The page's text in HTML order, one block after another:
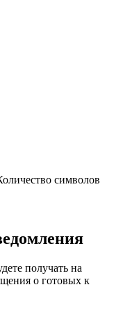
символов
получать на
о готовых к